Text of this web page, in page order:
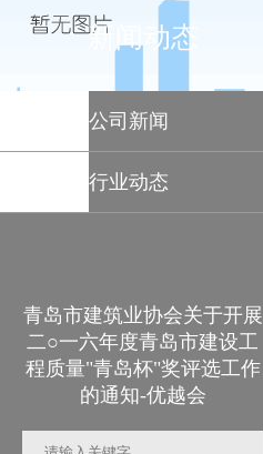
新闻动态
公司新闻
行业动态
青岛市建筑业协会关于开展
二○一六年度青岛市建设工
程质量"青岛杯"奖评选工作
的通知-优越会